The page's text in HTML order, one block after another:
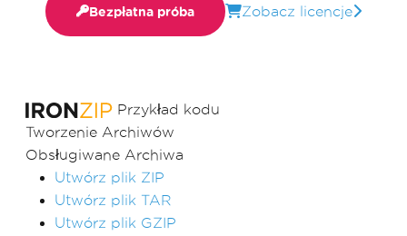
Przykład kodu
Tworzenie Archiwów
Obsługiwane Archiwa
Utwórz plik ZIP
Utwórz plik TAR
Utwórz plik GZIP
Bezpłatna próba Zobacz licencje